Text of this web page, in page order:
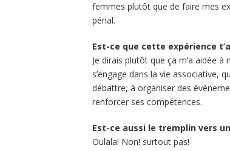
femmes plutôt que de faire mes
pénal.
Est-ce que cette expérience
Je dirais plutôt que ça m’a aidée
s’engage dans la vie associative,
débattre, à organiser des
renforcer ses compétences.
Est-ce aussi le tremplin vers
Oulala! Non! surtout pas!